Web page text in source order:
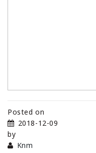
Posted on
2018-12-09
by
Knm